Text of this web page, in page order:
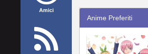
Amici
Anime Preferiti